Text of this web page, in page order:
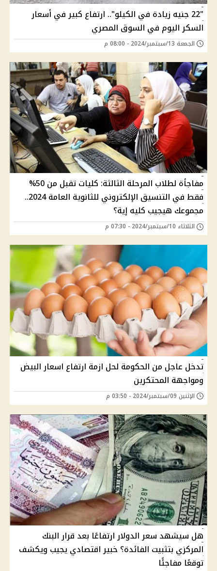
"22 جنيه زيادة في الكيلو".. ارتفاع كبير في أسعار
السكر اليوم في السوق المصري
الجمعة 13/سبتمبر/2024 - 08:00 م
مفاجأة لطلاب المرحلة الثالثة: كليات تقبل من 50%
فقط في التنسيق الإلكتروني للثانوية العامة 2024..
مجموعك هيجيب كليه إية؟
الثلاثاء 10/سبتمبر/2024 - 07:30 م
تدخل عاجل من الحكومة لحل ازمة ارتفاع اسعار البيض
ومواجهة المحتكرين
الإثنين 09/سبتمبر/2024 - 03:50 م
هل سيشهد سعر الدولار ارتفاعًا بعد قرار البنك
المركزي بتثبيت الفائدة؟ خبير اقتصادي يجيب ويكشف
توقعًا مفاجئًا